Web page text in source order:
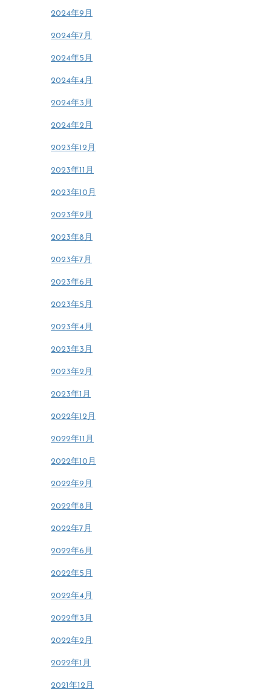
2024年9月
2024年7月
2024年5月
2024年4月
2024年3月
2024年2月
2023年12月
2023年11月
2023年10月
2023年9月
2023年8月
2023年7月
2023年6月
2023年5月
2023年4月
2023年3月
2023年2月
2023年1月
2022年12月
2022年11月
2022年10月
2022年9月
2022年8月
2022年7月
2022年6月
2022年5月
2022年4月
2022年3月
2022年2月
2022年1月
2021年12月